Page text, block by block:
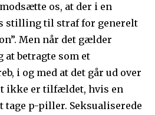
os, at der i en
stilling til straf for generelt
Men når det gælder
at betragte som et
i og med at det går ud over
ikke er tilfældet, hvis en
tage p-piller. Seksualiserede